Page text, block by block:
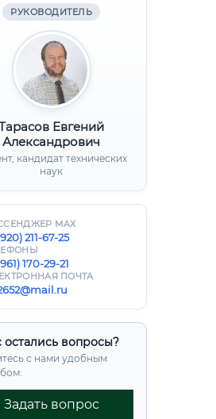
РУКОВОДИТЕЛЬ
Евгений
Александрович
кандидат технических
наук
MAX
211-67-25
170-29-21
ПОЧТА
остались вопросы?
с нами удобным
Задать вопрос